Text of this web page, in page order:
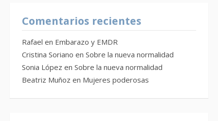
Comentarios recientes
Rafael en Embarazo y EMDR
Cristina Soriano en Sobre la nueva normalidad
Sonia López en Sobre la nueva normalidad
Beatriz Muñoz en Mujeres poderosas